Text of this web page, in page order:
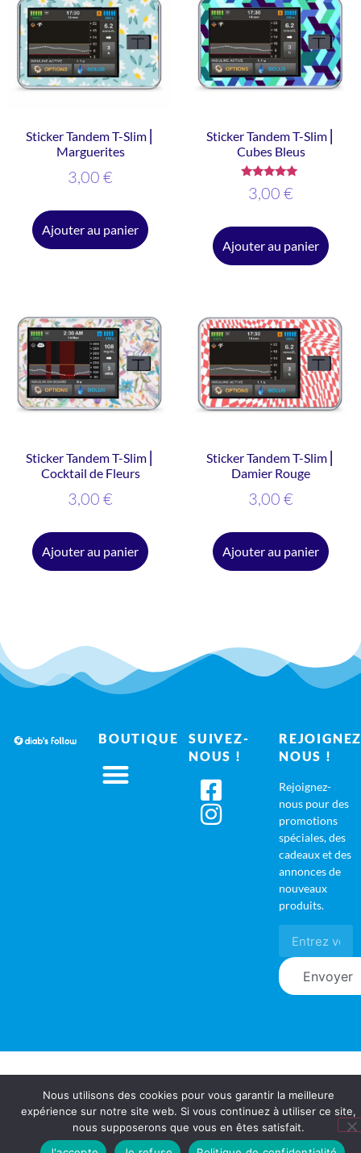
Sticker Tandem T-Slim ⎜
Marguerites
3,00 €
Ajouter au panier
Sticker Tandem T-Slim ⎜
Cubes Bleus
Note
5.00
3,00 €
Ajouter au panier
Sticker Tandem T-Slim ⎜
Cocktail de Fleurs
3,00 €
Ajouter au panier
Sticker Tandem T-Slim ⎜
Damier Rouge
3,00 €
Ajouter au panier
BOUTIQUE
SUIVEZ-
NOUS !
NOUS !
Rejoignez-
nous pour des
promotions
spéciales, des
cadeaux et des
annonces de
nouveaux
produits.
Envoyer
Nous utilisons des cookies pour vous garantir la meilleure
expérience sur notre site web. Si vous continuez à utiliser ce site,
nous supposerons que vous en êtes satisfait.